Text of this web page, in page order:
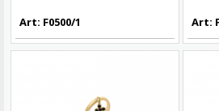
Art: F0500/1 Art: